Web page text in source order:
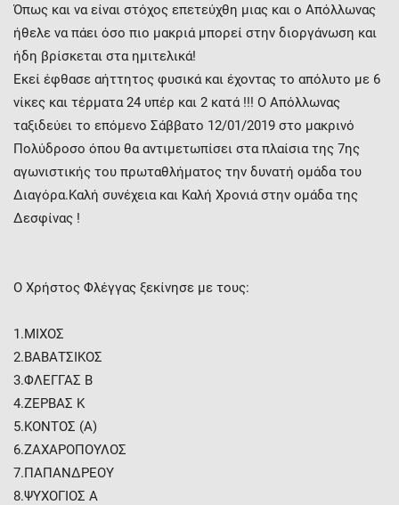
Όπως και να είναι στόχος επετεύχθη μιας και ο Απόλλωνας
ήθελε να πάει όσο πιο μακριά μπορεί στην διοργάνωση και
ήδη βρίσκεται στα ημιτελικά!
Εκεί έφθασε αήττητος φυσικά και έχοντας το απόλυτο με 6
νίκες και τέρματα 24 υπέρ και 2 κατά !!! Ο Απόλλωνας
ταξιδεύει το επόμενο Σάββατο 12/01/2019 στο μακρινό
Πολύδροσο όπου θα αντιμετωπίσει στα πλαίσια της 7ης
αγωνιστικής του πρωταθλήματος την δυνατή ομάδα του
Διαγόρα.Καλή συνέχεια και Καλή Χρονιά στην ομάδα της
Δεσφίνας !
O Χρήστος Φλέγγας ξεκίνησε με τους:
1.ΜΙΧΟΣ
2.ΒΑΒΑΤΣΙΚΟΣ
3.ΦΛΕΓΓΑΣ Β
4.ΖΕΡΒΑΣ Κ
5.ΚΟΝΤΟΣ (Α)
6.ΖΑΧΑΡΟΠΟΥΛΟΣ
7.ΠΑΠΑΝΔΡΕΟΥ
8.ΨΥΧΟΓΙΟΣ Α